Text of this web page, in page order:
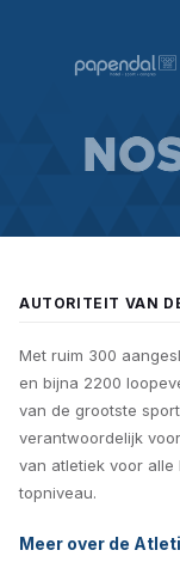
AUTORITEIT VAN
Met ruim 300
en bijna 2200
van de grootste
verantwoordelijk
van atletiek voor
topniveau.
Meer over de